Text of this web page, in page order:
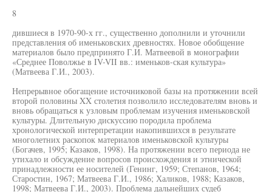
8
дившиеся в 1970-90-х гг., существенно дополнили и уточнили
представления об именьковских древностях. Новое обобщение
материалов было предпринято Г.И. Матвеевой в монографии
«Среднее Поволжье в IV-VII вв.: именьков-ская культура»
(Матвеева Г.И., 2003).
Непрерывное обогащение источниковой базы на протяжении всей
второй половины XX столетия позволило исследователям вновь и
вновь обращаться к узловым проблемам изучения именьковской
культуры. Длительную дискуссию породила проблема
хронологической интерпретации накопившихся в результате
многолетних раскопок материалов именьковской культуры
(Богачев, 1995; Казаков, 1998). На протяжении всего периода не
утихало и обсуждение вопросов происхождения и этнической
принадлежности ее носителей (Генинг, 1959; Степанов, 1964;
Старостин, 1967; Матвеева Г.И., 1986; Халиков, 1988; Казаков,
1998; Матвеева Г.И., 2003). Проблема дальнейших судеб